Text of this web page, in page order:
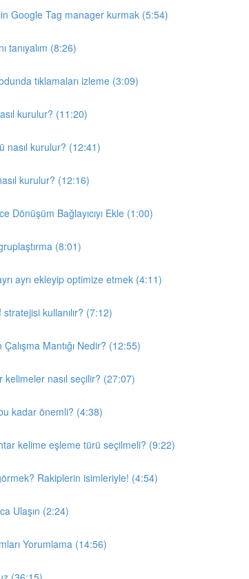
Google Tag manager kurmak (5:54)
tanıyalım (8:26)
tıklamaları izleme (3:09)
kurulur? (11:20)
nasıl kurulur? (12:41)
kurulur? (12:16)
Dönüşüm Bağlayıcıyı Ekle (1:00)
(8:01)
ayrı ekleyip optimize etmek (4:11)
kullanılır? (7:12)
Mantığı Nedir? (12:55)
kelimeler nasıl seçilir? (27:07)
kadar önemli? (4:38)
kelime eşleme türü seçilmeli? (9:22)
Rakiplerin isimleriyle! (4:54)
Ulaşın (2:24)
Yorumlama (14:56)